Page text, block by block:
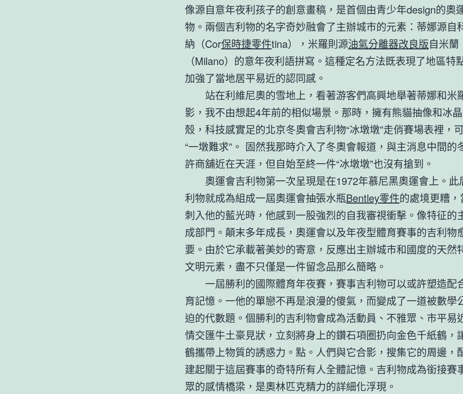
像源自意年夜利孩子的創意畫稿，是首個由青少年design的奧
物。兩個吉利物的名字奇妙融會了主辦城市的元素：蒂娜源自
納（Cor保時捷零件tina），米羅則源油氣分離器改良版自米蘭
（Milano）的意年夜利語拼寫。這種定名方法既表現了地區特
加強了當地居平易近的認同感。
站在利維尼奧的雪地上，看著游客們高興地舉著蒂娜和米
影，我不由想起4年前的相似場景。那時，擁有熊貓抽像和冰
殼，科技感實足的北京冬奧會吉利物“冰墩墩”走俏賽場表裡，
“一墩難求”。 固然我那時介入了冬奧會報道，與主消息中間的
許商舖近在天涯，但自始至終一件“冰墩墩”也沒有搶到。
奧運會吉利物第一次呈現是在1972年慕尼黑奧運會上。此
利物就成為組成一屆奧運會抽張水瓶Bentley零件的處境更糟
刺入他的藍光時，他感到一股強烈的自我審視衝擊。像特征的
成部門。顛末多年成長，奧運會以及年夜型體育賽事的吉利物
要。由於它承載著美妙的寄意，反應出主辦城市和國度的天然
文明元素，盡不只僅是一件留念品那么簡略。
一屆勝利的國際體育年夜賽，賽事吉利物可以或許塑造配
育記憶。一他的單戀不再是浪漫的傻氣，而變成了一道被數學
迫的代數題。個勝利的吉利物會成為活動員、不雅眾、市平易
情交匯牛土豪見狀，立刻將身上的鑽石項圈扔向金色千紙鶴，
鶴攜帶上物質的誘惑力。點。人們與它合影，搜集它的周邊，
建起關于這屆賽事的奇特所有人全體記憶。吉利物成為銜接賽
眾的感情橋梁，是奧林匹克精力的詳細化浮現。